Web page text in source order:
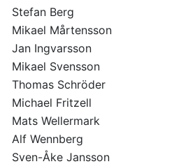
Stefan Berg
Mikael Mårtensson
Jan Ingvarsson
Mikael Svensson
Thomas Schröder
Michael Fritzell
Mats Wellermark
Alf Wennberg
Sven-Åke Jansson